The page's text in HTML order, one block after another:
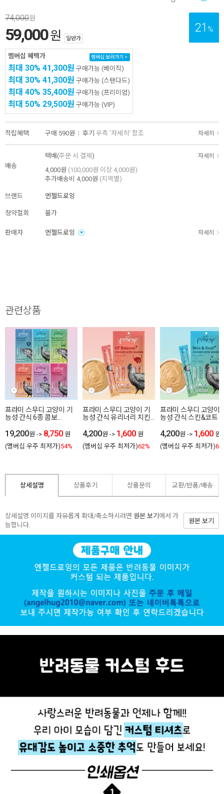
21 %
74,000원
59,000원 일반가
멤버십 혜택가 멤버십 보러가기 >
최대 30% 41,300원 구매가능 (베이직)
최대 30% 41,300원 구매가능 (스탠다드)
최대 40% 35,400원 구매가능 (프리미엄)
최대 50% 29,500원 구매가능 (VIP)
적립혜택 구매 590원 | 후기 우측 '자세히' 참조 자세히
배송
택배(주문 시 결제 ) 자세히
4,000원 (100,000원 이상 4,000원)
추가배송비
4,000원 (지역별)
브랜드 엔젤드로잉
청약철회 불가
판매자 엔젤드로잉 자세히
관련상품
프라미 스무디 고양이 기
능성 간식 6종 콤보
19,200원 -> 8,750 원
(멤버십 우주 최저가)54%
프라미 스무디 고양이 기
능성 간식 유리너리 치킨
4,200원 -> 1,600 원
(멤버십 우주 최저가)62%
프라미 스무디 고양이
능성 간식 스킨&코트
4,200원 -> 1,600 원
(멤버십 우주 최저가)
상세설명 상품후기 상품문의 교환/반품/배송
상세설명 이미지를 자유롭게 확대/축소하시려면 원본 보기 에서 가
능합니다.
원본 보기